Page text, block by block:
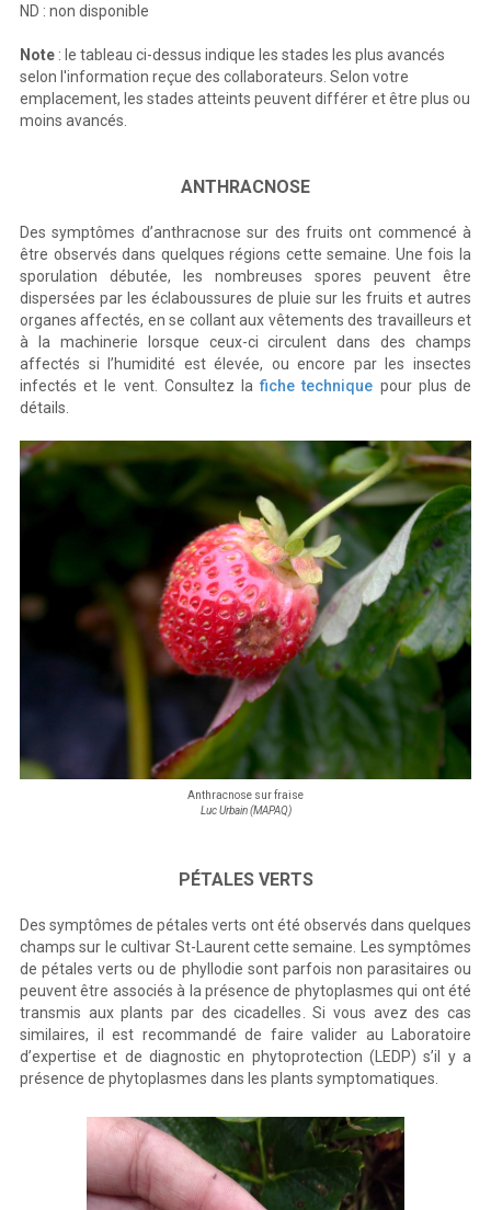
ND : non disponible
Note : le tableau ci-dessus indique les stades les plus avancés
selon l'information reçue des collaborateurs. Selon votre
emplacement, les stades atteints peuvent différer et être plus ou
moins avancés.
ANTHRACNOSE
Des symptômes d’anthracnose sur des fruits ont commencé à
être observés dans quelques régions cette semaine. Une fois la
sporulation débutée, les nombreuses spores peuvent être
dispersées par les éclaboussures de pluie sur les fruits et autres
organes affectés, en se collant aux vêtements des travailleurs et
à la machinerie lorsque ceux-ci circulent dans des champs
affectés si l’humidité est élevée, ou encore par les insectes
infectés et le vent. Consultez lafiche technique pour plus de
détails.
Anthracnose sur fraise
Luc Urbain (MAPAQ)
PÉTALES VERTS
Des symptômes de pétales verts ont été observés dans quelques
champs sur le cultivar St-Laurent cette semaine. Les symptômes
de pétales verts ou de phyllodie sont parfois non parasitaires ou
peuvent être associés à la présence de phytoplasmes qui ont été
transmis aux plants par des cicadelles. Si vous avez des cas
similaires, il est recommandé de faire valider au Laboratoire
d’expertise et de diagnostic en phytoprotection (LEDP) s’il y a
présence de phytoplasmes dans les plants symptomatiques.